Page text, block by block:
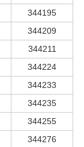
344195
344209
344211
344224
344233
344235
344255
344276